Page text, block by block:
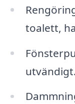
toalett,
utvändigt.